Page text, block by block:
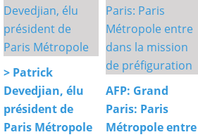
> Patrick
Devedjian, élu
président de
Paris Métropole
AFP: Grand
Paris: Paris
Métropole entre